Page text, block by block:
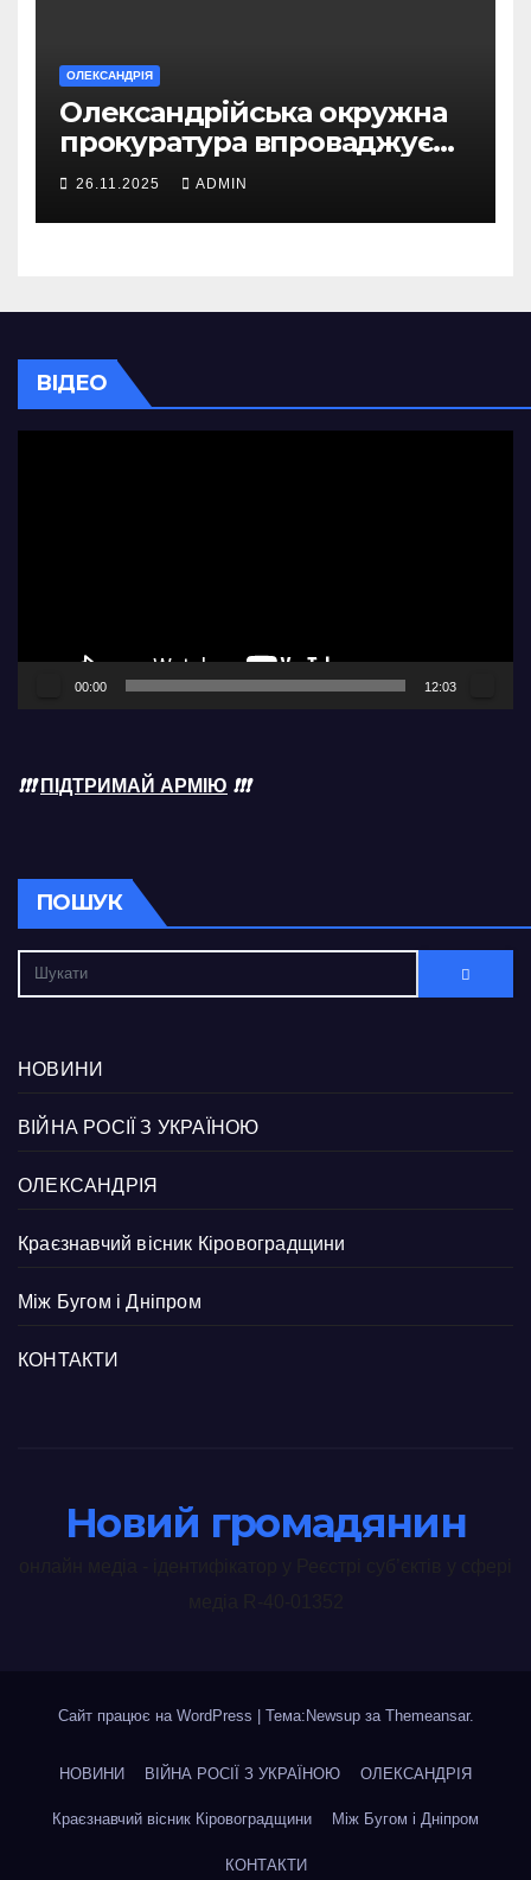
ОЛЕКСАНДРІЯ
Олександрійська окружна
прокуратура впроваджує
безбар’єрний доступ для
громадян
26.11.2025 ADMIN
ВІДЕО
00:00 12:03
❗❗❗ ПІДТРИМАЙ АРМІЮ ❗❗❗
ПОШУК
НОВИНИ
ВІЙНА РОСІЇ З УКРАЇНОЮ
ОЛЕКСАНДРІЯ
Краєзнавчий вісник Кіровоградщини
Між Бугом і Дніпром
КОНТАКТИ
Новий громадянин
Сайт працює на WordPress Тема:Newsup за Themeansar.
НОВИНИ ВІЙНА РОСІЇ З УКРАЇНОЮ ОЛЕКСАНДРІЯ
Краєзнавчий вісник Кіровоградщини Між Бугом і Дніпром
КОНТАКТИ